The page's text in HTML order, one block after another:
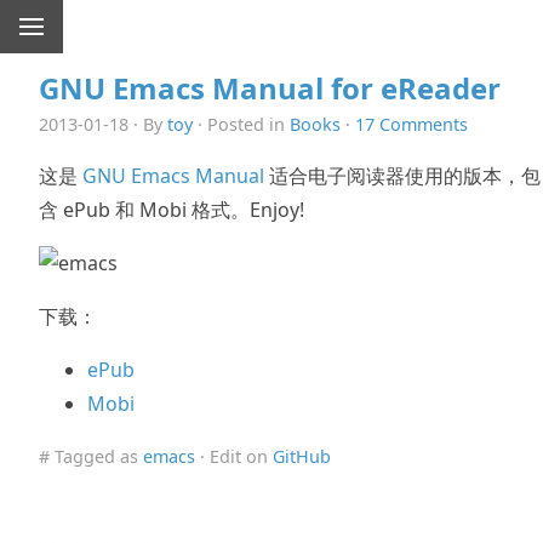
GNU Emacs Manual for eReader
2013-01-18 · By toy· Posted in Books · 17 Comments
这是 GNU Emacs Manual 适合电子阅读器使用的版本，包
含 ePub 和 Mobi 格式。Enjoy!
下载：
ePub
Mobi
# Tagged as emacs · Edit on GitHub